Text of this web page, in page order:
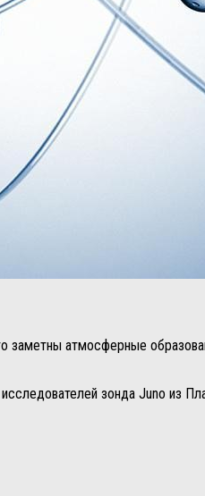
заметны атмосферные
зонда Juno из